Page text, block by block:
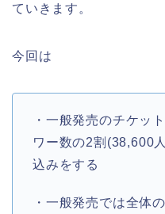
ていきます。
今回は
・一般発売のチケッ
ワー数の2割(38,600
込みをする
・一般発売では全体